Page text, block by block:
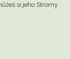
si jeho Stromy